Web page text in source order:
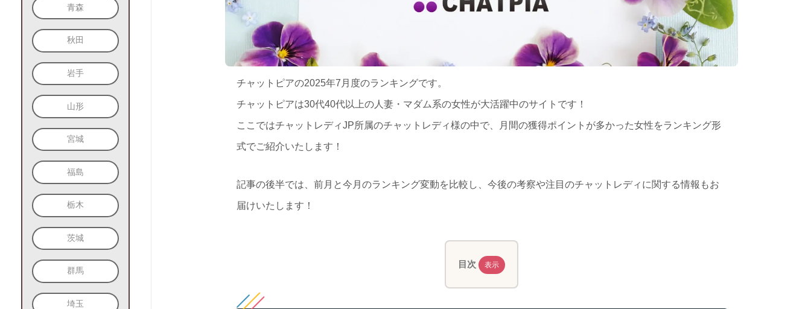
青森
秋田
岩手
山形
宮城
福島
栃木
茨城
群馬
埼玉
チャットピアの2025年7月度のランキングです。
チャットピアは30代40代以上の人妻・マダム系の女性が大活躍中のサイトです！
ここではチャットレディJP所属のチャットレディ様の中で、月間の獲得ポイントが多かった女性をランキング形
式でご紹介いたします！
記事の後半では、前月と今月のランキング変動を比較し、今後の考察や注目のチャットレディに関する情報もお
届けいたします！
目次 表示